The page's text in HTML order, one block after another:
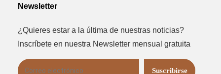
Newsletter
¿Quieres estar a la última de nuestras noticias?
Inscríbete en nuestra Newsletter mensual gratuita